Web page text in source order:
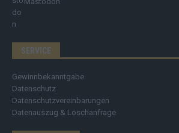
SERVICE
Gewinnbekanntgabe
Datenschutz
Datenschutzvereinbarungen
Datenauszug & Löschanfrage